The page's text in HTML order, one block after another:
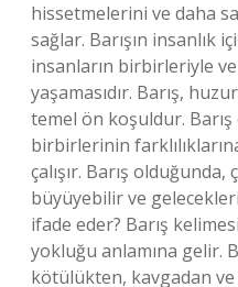
hissetmelerini ve daha
sağlar. Barışın insanlık
insanların birbirleriyle
yaşamasıdır. Barış,
temel ön koşuldur.
birbirlerinin
çalışır. Barış
büyüyebilir ve
ifade eder? Barış
yokluğu anlamına gelir.
kötülükten, kavgadan